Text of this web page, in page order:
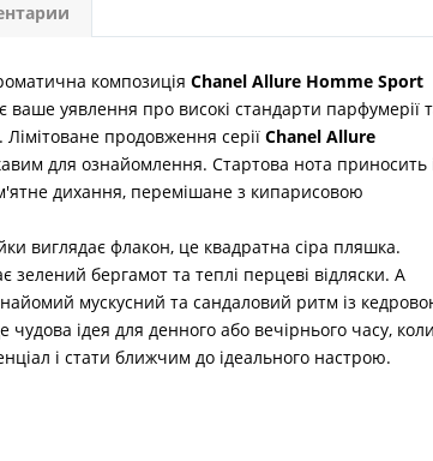
композиція Chanel Allure Homme Sport
ваше уявлення про високі стандарти парфумерії
продовження серії Chanel Allure
для ознайомлення. Стартова нота приносить
дихання, перемішане з кипарисовою
виглядає флакон, це квадратна сіра пляшка.
зелений бергамот та теплі перцеві відляски. А
мускусний та сандаловий ритм із
ідея для денного або вечірнього часу, коли
і стати ближчим до ідеального настрою.